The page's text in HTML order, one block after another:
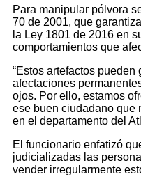
Para manipular pólvora
70 de 2001, que
la Ley 1801 de 2016 en
comportamientos que
“Estos artefactos
afectaciones
ojos. Por ello, estamos
ese buen ciudadano que
en el departamento del
El funcionario enfatizó
judicializadas las
vender irregularmente